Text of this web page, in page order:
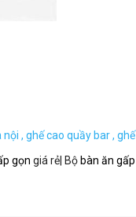
nội , ghế cao quầy bar , ghế
gọn giá rẻ| Bộ bàn ăn gấp